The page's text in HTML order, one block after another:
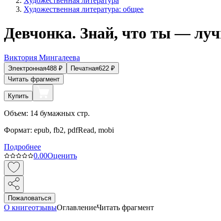
Художественная литература: общее
Девчонка. Знай, что ты —
Виктория Мингалеева
Электронная488 ₽ Печатная622 ₽
Читать фрагмент
Купить
Объем: 14 бумажных стр.
Формат: epub, fb2, pdfRead, mobi
Подробнее
0.00Оценить
Пожаловаться
О книгеотзывыОглавлениеЧитать фрагмент